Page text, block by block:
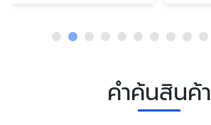
คำค้นสินค้า